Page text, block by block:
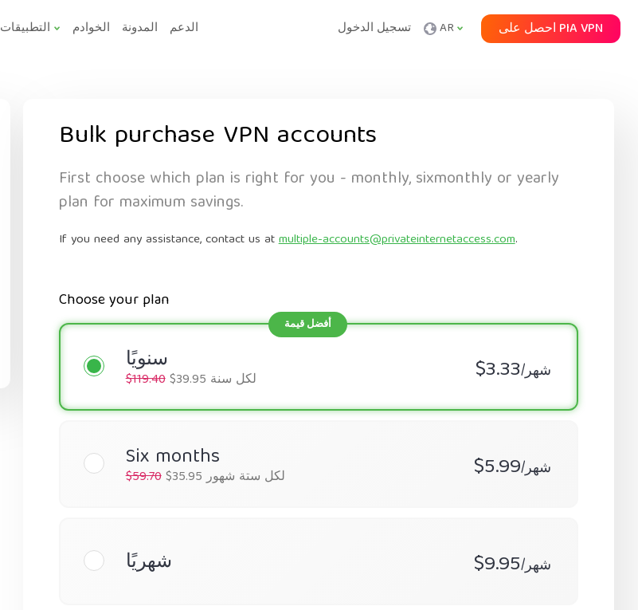
التطبيقات الخوادم المدونة الدعم تسجيل الدخول AR احصل على PIA VPN
Bulk purchase VPN accounts
First choose which plan is right for you - monthly, sixmonthly or yearly
plan for maximum savings.
If you need any assistance, contact us atmultiple-accounts@privateinternetaccess.com.
Choose your plan
سنويًا $3.33 /شهر $119.40 $39.95 لكل سنة
Six months $5.99/شهر $59.70 $35.95 لكل ستة شهور
شهريًا $9.95 /شهر